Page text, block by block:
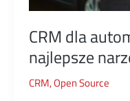
CRM dla
najlepsze
CRM,Open Source